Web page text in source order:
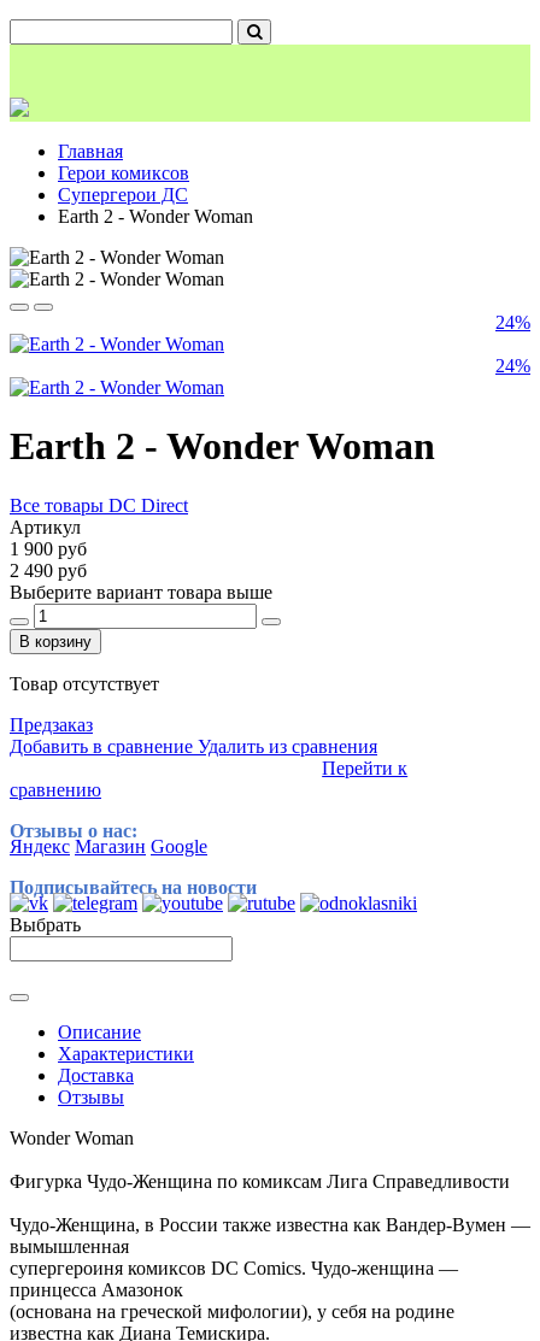
Главная
Герои комиксов
Супергерои ДС
Earth 2 - Wonder Woman
24%
24%
Earth 2 - Wonder Woman
Все товары DC Direct
Артикул
1 900 руб
2 490 руб
Выберите вариант товара выше
В корзину
Товар отсутствует
Предзаказ
Добавить в сравнение Удалить из сравнения
Перейти к
сравнению
Отзывы о нас:
Яндекс Магазин Google
Подписывайтесь на новости
Выбрать
Описание
Характеристики
Доставка
Отзывы
Wonder Woman
Фигурка Чудо-Женщина по комиксам Лига Справедливости
Чудо-Женщина, в России также известна как Вандер-Вумен —
вымышленная
супергероиня комиксов DC Comics. Чудо-женщина —
принцесса Амазонок
(основана на греческой мифологии), у себя на родине
известна как Диана Темискира.